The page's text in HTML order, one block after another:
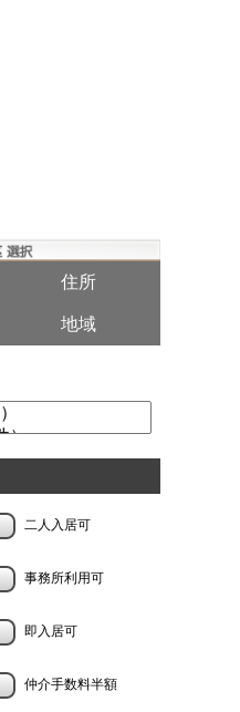
住所
地域
二人入居可
事務所利用可
即入居可
仲介手数料半額